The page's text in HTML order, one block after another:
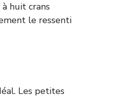
huit crans
le ressenti
Les petites